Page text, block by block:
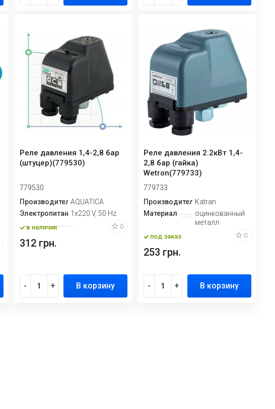
Реле давления 1,4-2,8 бар
(штуцер)(779530)
779530
ПроизводительAQUATICA
Электропитание1х220 V, 50 Hz
в наличии 0
312 грн.
- + В корзину
Реле давления 2.2кВт 1,4-
2,8 бар (гайка)
Wetron(779733)
779733
ПроизводительKatran
Материал
оцинкованный
металл
под заказ 0
253 грн.
- + В корзину